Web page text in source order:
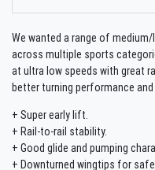
We wanted a range of
across multiple sports
at ultra low speeds with great
better turning performance
+ Super early lift.
+ Rail-to-rail stability.
+ Good glide and pumping
+ Downturned wingtips for